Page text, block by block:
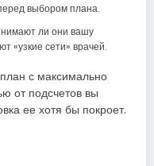
выбором плана.
ли они вашу
«узкие сети» врачей.
с максимально
от подсчетов вы
ее хотя бы покроет.